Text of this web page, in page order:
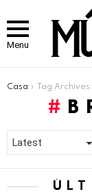
Menu
Você está aqui:
Casa Tag Archives: Bruno